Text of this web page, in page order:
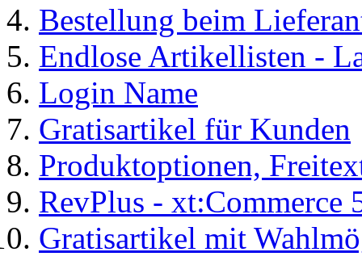
Bestellung beim
Endlose Artikellisten -
Login Name
Gratisartikel für Kunden
Produktoptionen,
RevPlus - xt:Commerce
Gratisartikel mit